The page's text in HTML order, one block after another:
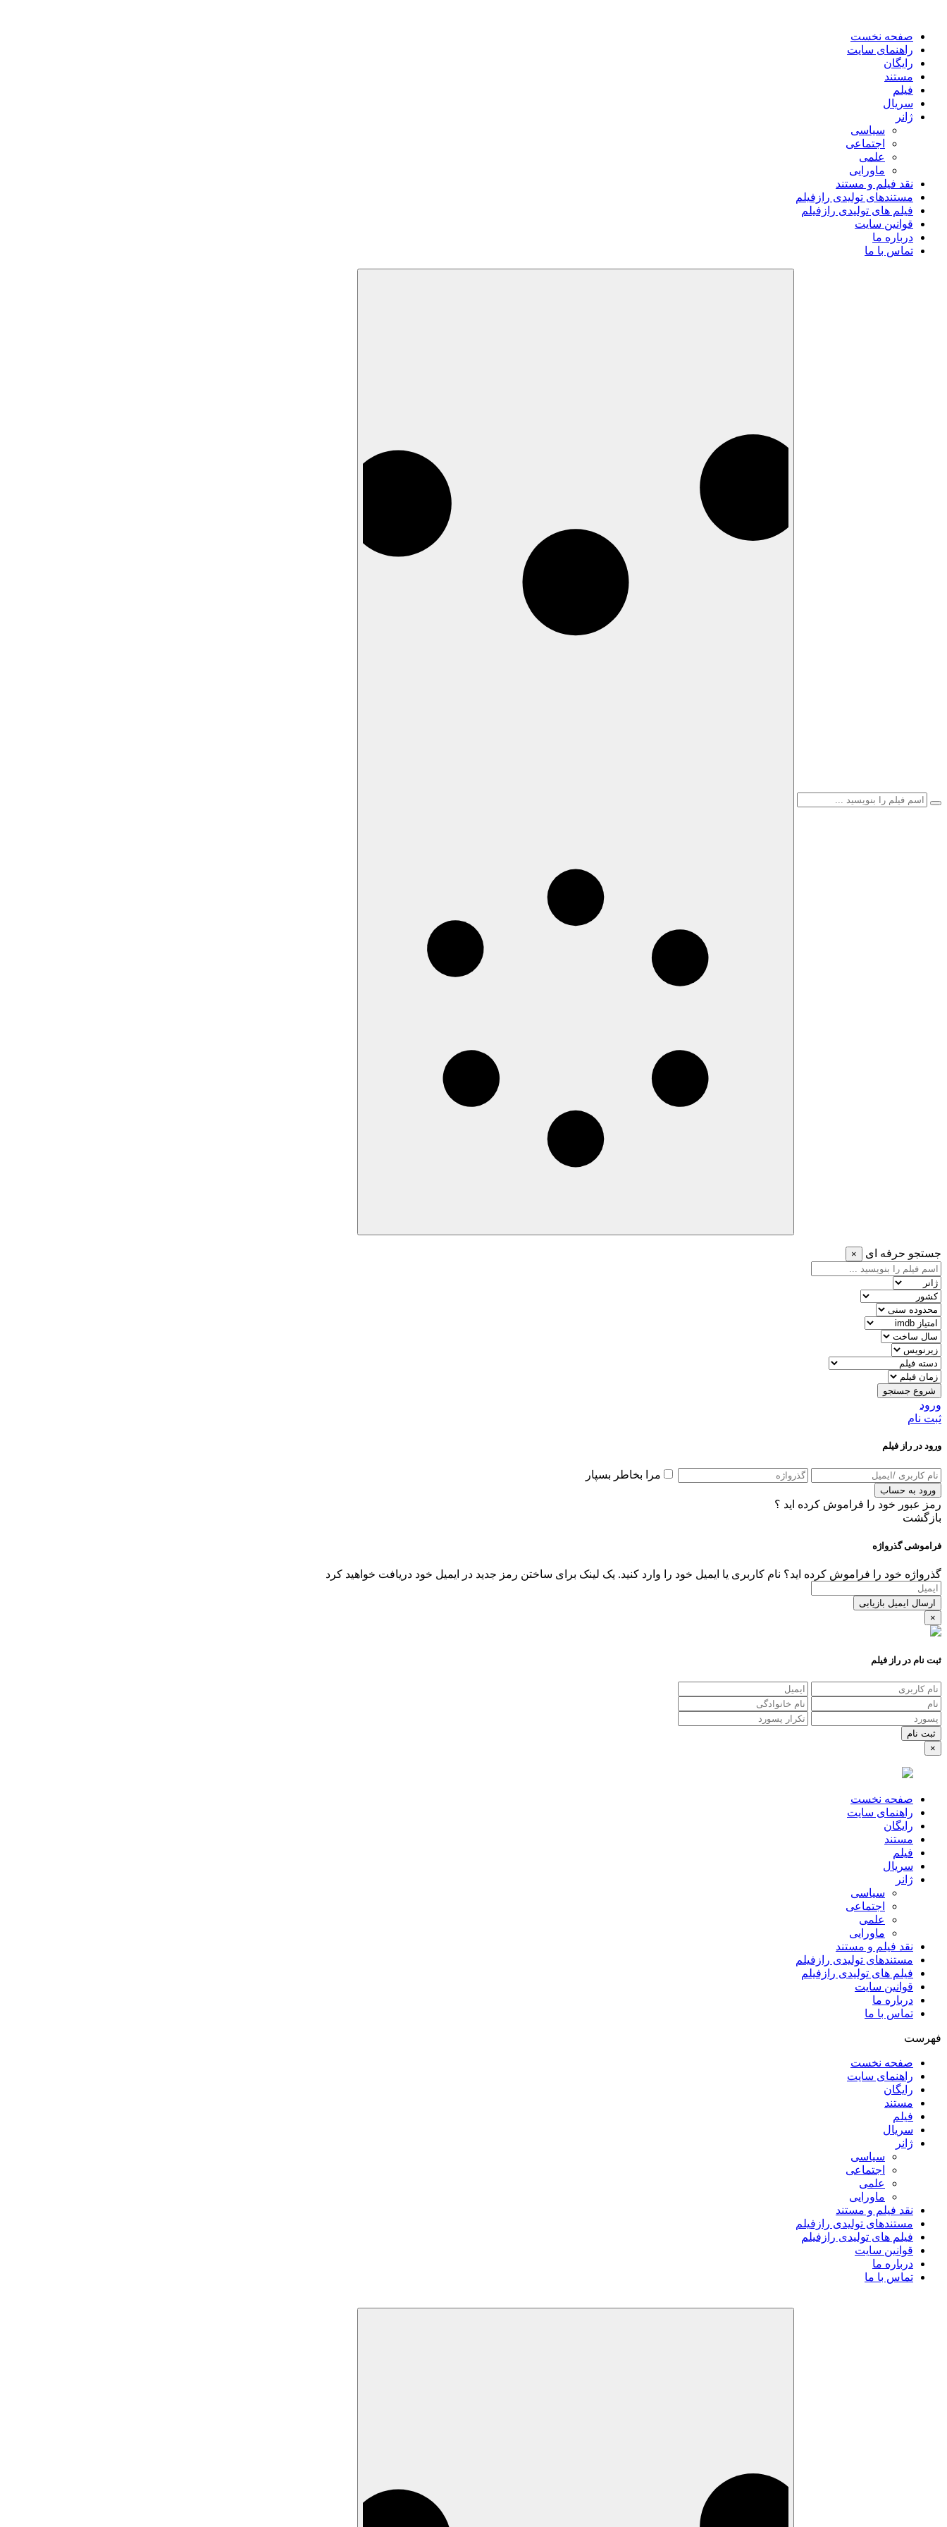
صفحه نخست
راهنمای سایت
رایگان
مستند
فیلم
سریال
ژانر
سیاسی
اجتماعی
علمی
ماورایی
نقد فیلم و مستند
مستندهای تولیدی رازفیلم
فیلم های تولیدی رازفیلم
قوانین سایت
درباره ما
تماس با ما
جستجو حرفه ای ×
شروع جستجو
ورود
ثبت نام
ورود در راز فیلم
مرا بخاطر بسپار
ورود به حساب
رمز عبور خود را فراموش کرده اید ؟
بازگشت
فراموشی گذرواژه
گذرواژه خود را فراموش کرده اید؟ نام کاربری یا ایمیل خود را وارد کنید. یک لینک برای ساختن رمز جدید در ایمیل خود دریافت خواهید کرد
ارسال ایمیل بازیابی
×
ثبت نام در راز فیلم
×
صفحه نخست
راهنمای سایت
رایگان
مستند
فیلم
سریال
ژانر
سیاسی
اجتماعی
علمی
ماورایی
نقد فیلم و مستند
مستندهای تولیدی رازفیلم
فیلم های تولیدی رازفیلم
قوانین سایت
درباره ما
تماس با ما
فهرست
صفحه نخست
راهنمای سایت
رایگان
مستند
فیلم
سریال
ژانر
سیاسی
اجتماعی
علمی
ماورایی
نقد فیلم و مستند
مستندهای تولیدی رازفیلم
فیلم های تولیدی رازفیلم
قوانین سایت
درباره ما
تماس با ما